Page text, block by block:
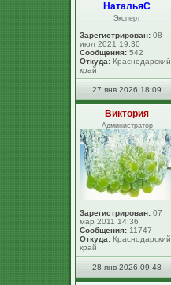
НатальяС
Эксперт
Зарегистрирован: 08
июл 2021 19:30
Сообщения: 542
Откуда: Краснодарский
край
27 янв 2026 18:09
Виктория
Администратор
Зарегистрирован: 07
мар 2011 14:36
Сообщения: 11747
Откуда: Краснодарский
край
28 янв 2026 09:48